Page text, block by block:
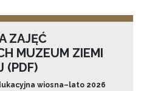
ZAJĘĆ
MUZEUM ZIEMI
(PDF)
wiosna–lato 2026